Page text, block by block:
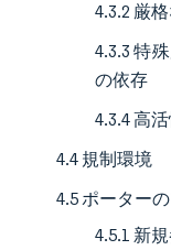
4.3.2 厳
4.3.3 特
の依存
4.3.4 高
4.4 規制環境
4.5 ポーター
4.5.1 新